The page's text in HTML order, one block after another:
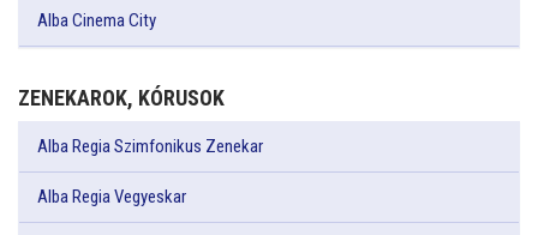
Alba Cinema City
ZENEKAROK, KÓRUSOK
Alba Regia Szimfonikus Zenekar
Alba Regia Vegyeskar